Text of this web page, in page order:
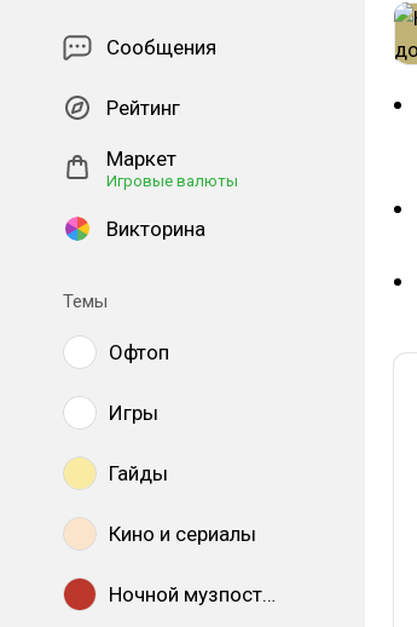
Сообщения
Рейтинг
Маркет
Игровые валюты
Викторина
Темы
Офтоп
Игры
Гайды
Кино и сериалы
Ночной музпостинг